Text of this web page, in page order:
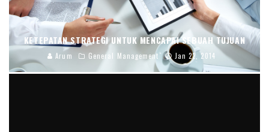
KETEPATAN STRATEGI UNTUK MENCAPAI SEBUAH TUJUAN
Arum General Management Jan 22, 2014